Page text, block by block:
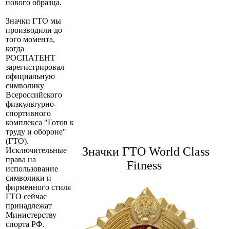
нового образца.
Значки ГТО мы
производили до
того момента,
когда
РОСПАТЕНТ
зарегистрировал
официальную
символику
Всероссийского
физкультурно-
спортивного
комплекса "Готов к
труду и обороне"
(ГТО).
Исключительные
права на
использование
символики и
фирменного стиля
ГТО сейчас
принадлежат
Министерству
спорта РФ.
Значки ГТО World Class
Fitness